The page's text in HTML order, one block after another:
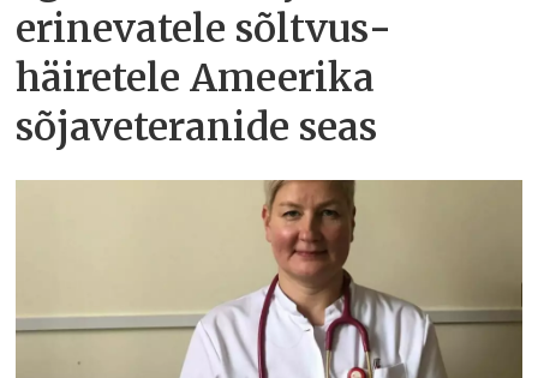
erinevatele sõltvus­
häiretele Ameerika
sõjaveteranide seas